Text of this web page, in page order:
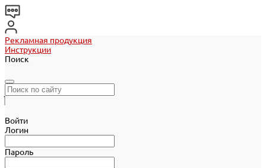
Рекламная продукция
Инструкции
Поиск
Войти
Логин
Пароль